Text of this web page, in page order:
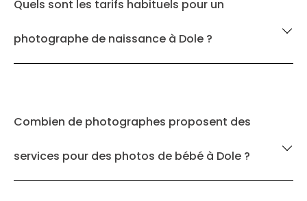
Quels sont les tarifs habituels pour un
photographe de naissance à Dole ?
Combien de photographes proposent des
services pour des photos de bébé à Dole ?